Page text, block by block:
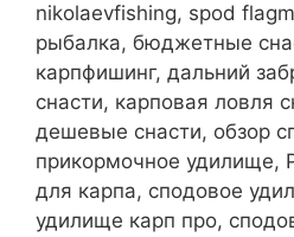
nikolaevfishing, spod
рыбалка, бюджетные
карпфишинг, дальний
снасти, карповая ловля
дешевые снасти, обзор
прикормочное удилище,
для карпа, сподовое
удилище карп про,